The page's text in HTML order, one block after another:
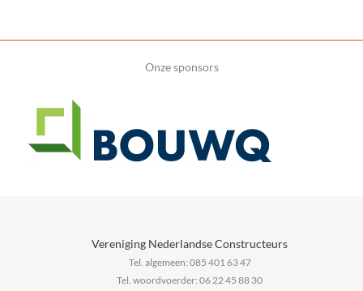
Onze sponsors
Vereniging Nederlandse Constructeurs
Tel. algemeen: 085 401 63 47
Tel. woordvoerder: 06 22 45 88 30